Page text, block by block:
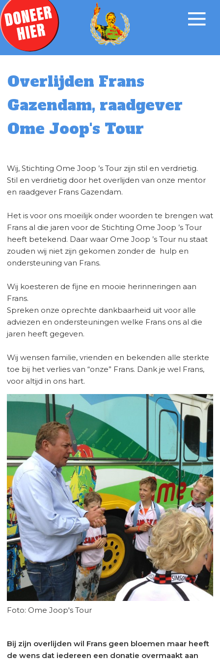
Overlijden Frans
Gazendam, raadgever
Ome Joop's Tour
Wij, Stichting Ome Joop ’s Tour zijn stil en verdrietig.
Stil en verdrietig door het overlijden van onze mentor
en raadgever Frans Gazendam.
Het is voor ons moeilijk onder woorden te brengen wat
Frans al die jaren voor de Stichting Ome Joop ’s Tour
heeft betekend. Daar waar Ome Joop ’s Tour nu staat
zouden wij niet zijn gekomen zonder de hulp en
ondersteuning van Frans.
Wij koesteren de fijne en mooie herinneringen aan
Frans.
Spreken onze oprechte dankbaarheid uit voor alle
adviezen en ondersteuningen welke Frans ons al die
jaren heeft gegeven.
Wij wensen familie, vrienden en bekenden alle sterkte
toe bij het verlies van “onze” Frans. Dank je wel Frans,
voor altijd in ons hart.
Foto: Ome Joop's Tour
Bij zijn overlijden wil Frans geen bloemen maar heeft
de wens dat iedereen een donatie overmaakt aan